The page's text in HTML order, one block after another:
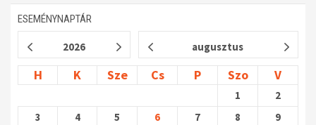
ESEMÉNYNAPTÁR
2026 augusztus
H K Sze Cs P Szo V
1
2
3
4 5 6 7 8
9